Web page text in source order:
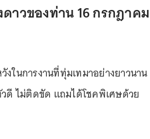
าวของท่าน 16 กรกฎาค
ในการงานที่ทุ่มเทมาอย่างยาวนาน
ดี ไม่ติดขัด แถมได้โชคพิเศษด้วย